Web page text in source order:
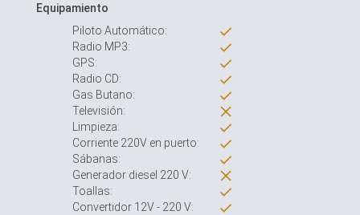
Equipamiento
Piloto Automático:
Radio MP3:
GPS:
Radio CD:
Gas Butano:
Televisión:
Limpieza:
Corriente 220V en puerto:
Sábanas:
Generador diesel 220 V:
Toallas:
Convertidor 12V - 220 V: